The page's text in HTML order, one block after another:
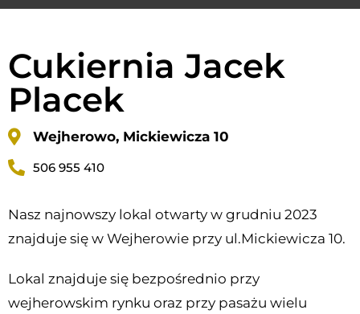
Cukiernia Jacek
Placek
Wejherowo, Mickiewicza 10
506 955 410
Nasz najnowszy lokal otwarty w grudniu 2023
znajduje się w Wejherowie przy ul.Mickiewicza 10.
Lokal znajduje się bezpośrednio przy
wejherowskim rynku oraz przy pasażu wielu